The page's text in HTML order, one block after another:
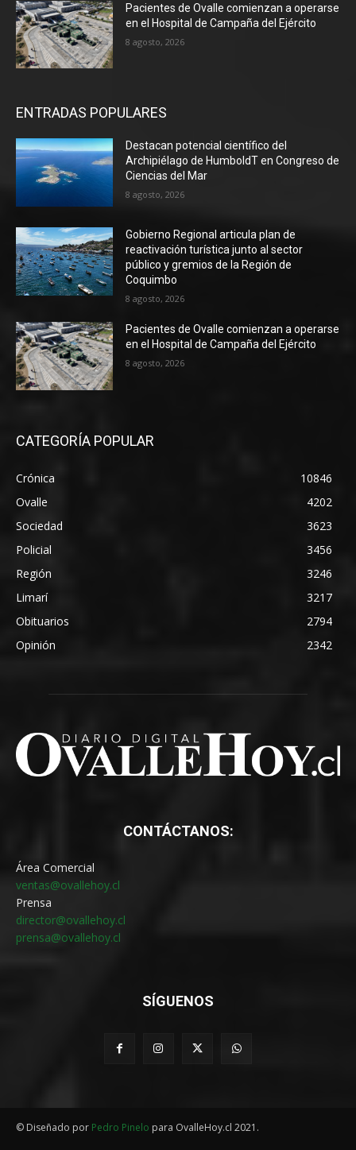
Pacientes de Ovalle comienzan a operarse
en el Hospital de Campaña del Ejército
8 agosto, 2026
ENTRADAS POPULARES
Destacan potencial científico del
Archipiélago de HumboldT en Congreso de
Ciencias del Mar
8 agosto, 2026
Gobierno Regional articula plan de
reactivación turística junto al sector
público y gremios de la Región de
Coquimbo
8 agosto, 2026
Pacientes de Ovalle comienzan a operarse
en el Hospital de Campaña del Ejército
8 agosto, 2026
CATEGORÍA POPULAR
Crónica
10846
Ovalle
4202
Sociedad
3623
Policial
3456
Región
3246
Limarí
3217
Obituarios
2794
Opinión
2342
CONTÁCTANOS:
Área Comercial
ventas@ovallehoy.cl
Prensa
director@ovallehoy.cl
prensa@ovallehoy.cl
SÍGUENOS
© Diseñado por Pedro Pinelo para OvalleHoy.cl 2021.